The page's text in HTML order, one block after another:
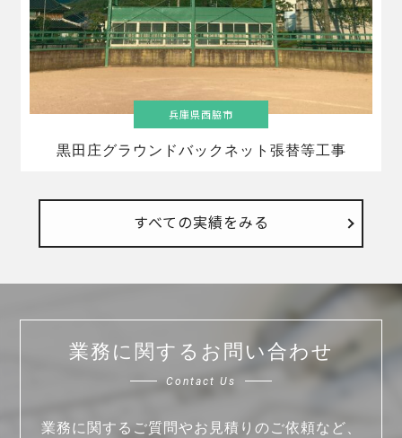
兵庫県西脇市
黒田庄グラウンドバックネット張替等工事
すべての実績をみる
業務に関するお問い合わせ
Contact Us
業務に関するご質問やお見積りのご依頼など、